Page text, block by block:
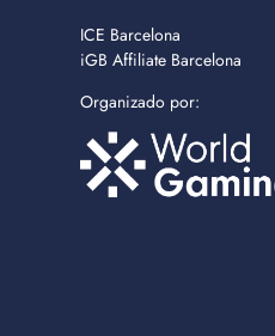
ICE Barcelona
iGB Affiliate Barcelona
Organizado por: